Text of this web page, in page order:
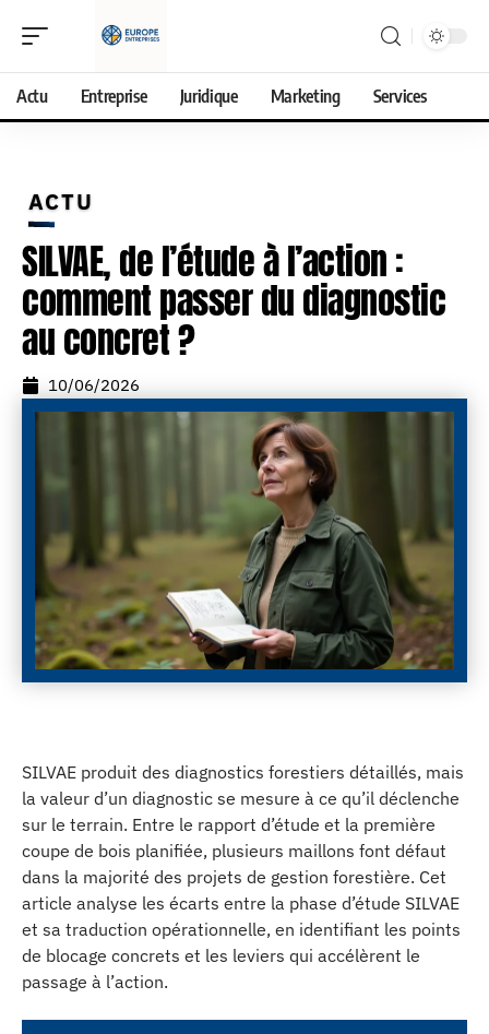
Actu Entreprise Juridique Marketing Services
ACTU
SILVAE, de l’étude à l’action :
comment passer du diagnostic
au concret ?
10/06/2026
SILVAE produit des diagnostics forestiers détaillés, mais
la valeur d’un diagnostic se mesure à ce qu’il déclenche
sur le terrain. Entre le rapport d’étude et la première
coupe de bois planifiée, plusieurs maillons font défaut
dans la majorité des projets de gestion forestière. Cet
article analyse les écarts entre la phase d’étude SILVAE
et sa traduction opérationnelle, en identifiant les points
de blocage concrets et les leviers qui accélèrent le
passage à l’action.